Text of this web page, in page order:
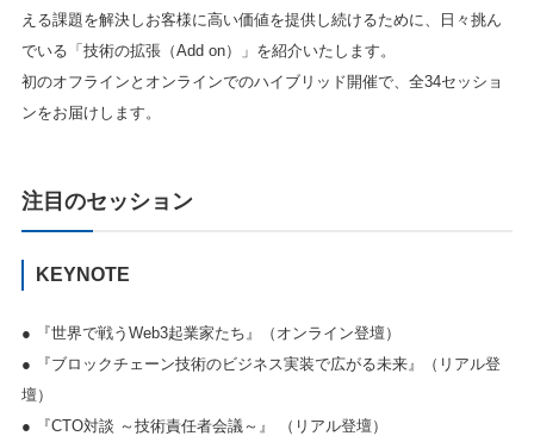
える課題を解決しお客様に高い価値を提供し続けるために、日々挑ん
でいる「技術の拡張（Add on）」を紹介いたします。
初のオフラインとオンラインでのハイブリッド開催で、全34セッショ
ンをお届けします。
注目のセッション
KEYNOTE
● 『世界で戦うWeb3起業家たち』（オンライン登壇）
● 『ブロックチェーン技術のビジネス実装で広がる未来』（リアル登
壇）
● 『CTO対談 ～技術責任者会議～』 （リアル登壇）